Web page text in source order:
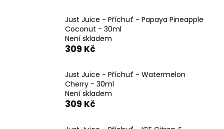
Just Juice - Příchuť - Papaya Pineapple
Coconut - 30ml
Není skladem
309 Kč
Just Juice - Příchuť - Watermelon
Cherry - 30ml
Není skladem
309 Kč